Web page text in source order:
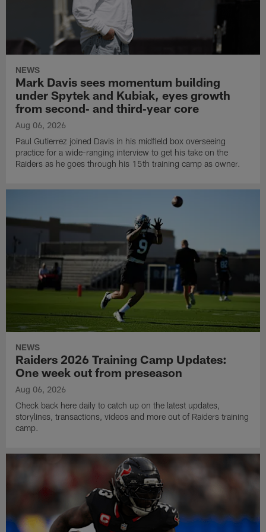
NEWS
Mark Davis sees momentum building
under Spytek and Kubiak, eyes growth
from second‑ and third‑year core
Aug 06, 2026
Paul Gutierrez joined Davis in his midfield box overseeing
practice for a wide-ranging interview to get his take on the
Raiders as he goes through his 15th training camp as owner.
NEWS
Raiders 2026 Training Camp Updates:
One week out from preseason
Aug 06, 2026
Check back here daily to catch up on the latest updates,
storylines, transactions, videos and more out of Raiders training
camp.